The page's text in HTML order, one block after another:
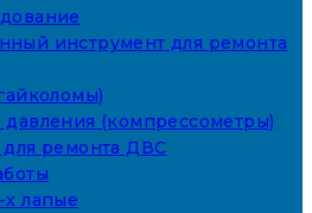
инструмент для ремонта
(компрессометры)
для ремонта ДВС
лапые